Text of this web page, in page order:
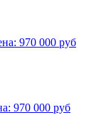
970 000 руб
970 000 руб